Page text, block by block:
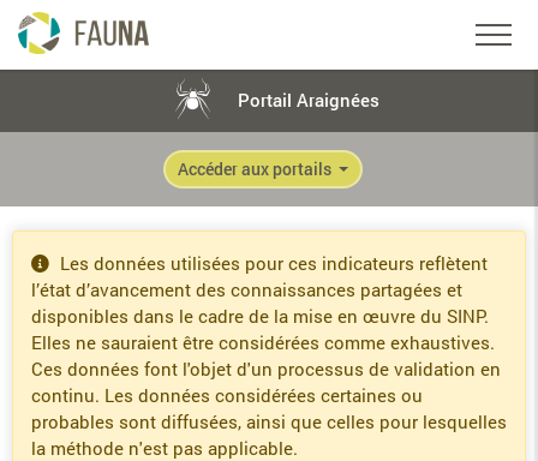
Portail Araignées
Accéder aux portails
Les données utilisées pour ces indicateurs reflètent
l’état d’avancement des connaissances partagées et
disponibles dans le cadre de la mise en œuvre du SINP.
Elles ne sauraient être considérées comme exhaustives.
Ces données font l'objet d'un processus de validation en
continu. Les données considérées certaines ou
probables sont diffusées, ainsi que celles pour lesquelles
la méthode n'est pas applicable.